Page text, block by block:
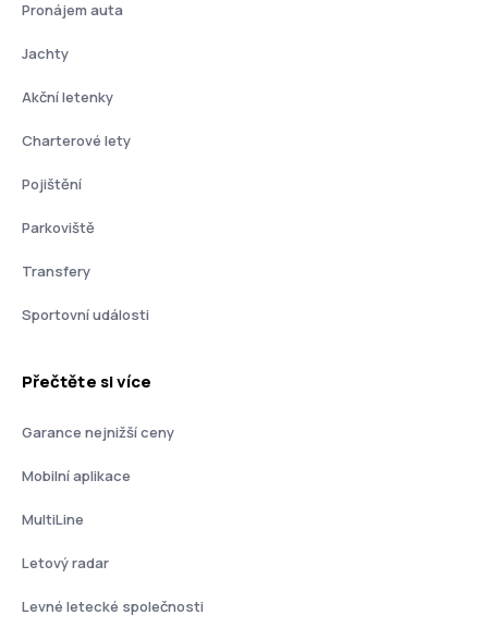
Pronájem auta
Jachty
Akční letenky
Charterové lety
Pojištění
Parkoviště
Transfery
Sportovní události
Přečtěte si více
Garance nejnižší ceny
Mobilní aplikace
MultiLine
Letový radar
Levné letecké společnosti